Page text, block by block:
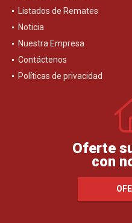
Listados de Remates
Noticia
Nuestra Empresa
Contáctenos
Políticas de privacidad
Oferte
con